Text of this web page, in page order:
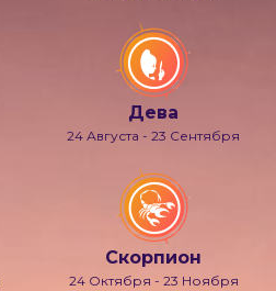
Дева
24 Августа - 23 Сентября
Скорпион
24 Октября - 23 Ноября